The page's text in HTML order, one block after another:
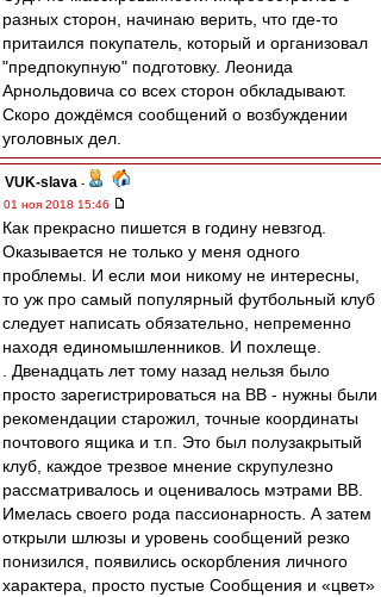
разных сторон, начинаю верить, что где-то
притаился покупатель, который и организовал
"предпокупную" подготовку. Леонида
Арнольдовича со всех сторон обкладывают.
Скоро дождёмся сообщений о возбуждении
уголовных дел.
VUK-slava -
01 ноя 2018 15:46
Как прекрасно пишется в годину невзгод.
Оказывается не только у меня одного
проблемы. И если мои никому не интересны,
то уж про самый популярный футбольный клуб
следует написать обязательно, непременно
находя единомышленников. И похлеще.
. Двенадцать лет тому назад нельзя было
просто зарегистрироваться на ВВ - нужны были
рекомендации старожил, точные координаты
почтового ящика и т.п. Это был полузакрытый
клуб, каждое трезвое мнение скрупулезно
рассматривалось и оценивалось мэтрами ВВ.
Имелась своего рода пассионарность. А затем
открыли шлюзы и уровень сообщений резко
понизился, появились оскорбления личного
характера, просто пустые Сообщения и «цвет»